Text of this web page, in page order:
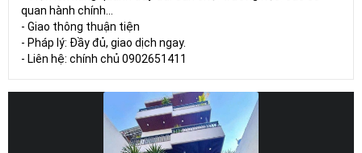
quan hành chính...
- Giao thông thuận tiện
- Pháp lý: Đầy đủ, giao dịch ngay.
- Liên hệ: chính chủ 0902651411